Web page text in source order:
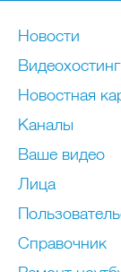
Новости
Видеохостинг
Новостная
Каналы
Ваше видео
Лица
Справочник